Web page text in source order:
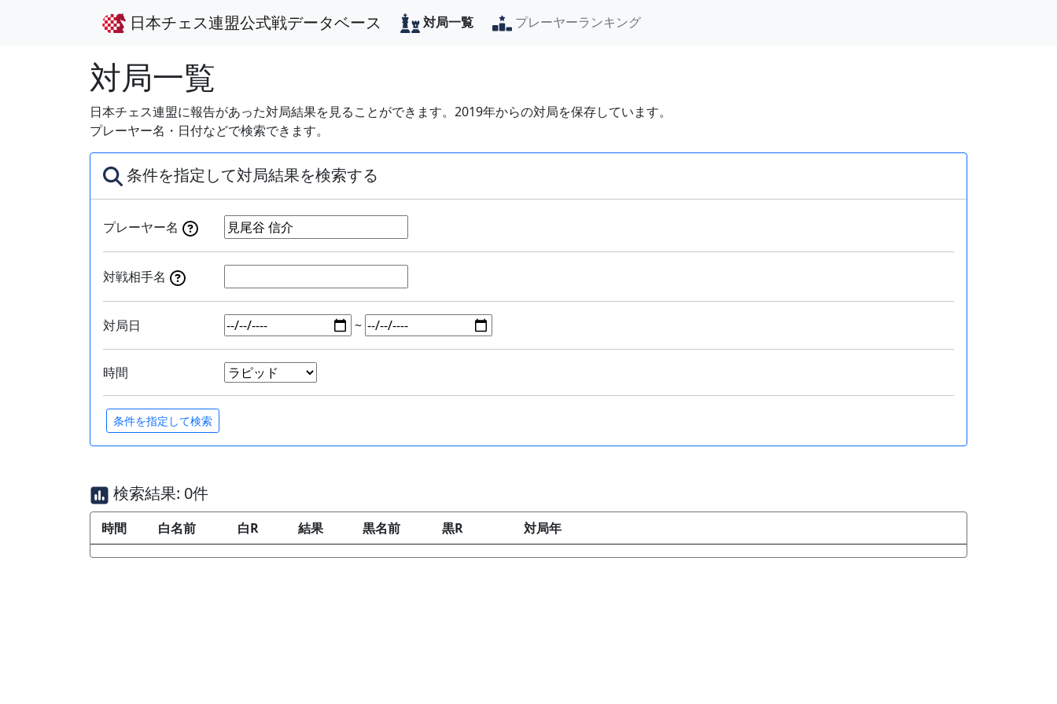
日本チェス連盟公式戦データベース 対局一覧 プレーヤーランキング
対局一覧
日本チェス連盟に報告があった対局結果を見ることができます。2019年からの対局を保存しています。
プレーヤー名・日付などで検索できます。
条件を指定して対局結果を検索する
プレーヤー名
対戦相手名
対局日 ~
時間
検索結果: 0件
時間 白名前 白R 結果 黒名前 黒R 対局年